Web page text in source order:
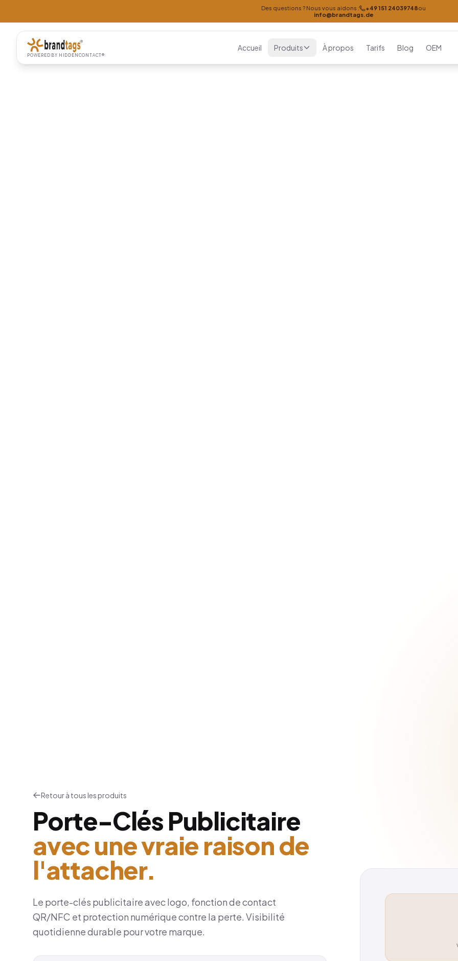
Des questions ? Nous vous aidons : +49 151 24039748ou
info@brandtags.de
POWERED BY HIDDENCONTACT®
Accueil Produits À propos Tarifs Blog OEM
Retour à tous les produits
Porte-Clés Publicitaire
avec une vraie raison de
l'attacher.
Le porte-clés publicitaire avec logo, fonction de contact
QR/NFC et protection numérique contre la perte. Visibilité
quotidienne durable pour votre marque.